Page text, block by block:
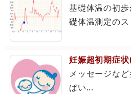
基礎体温の初
礎体温測定の
妊娠超初期症
メッセージな
ぱい...